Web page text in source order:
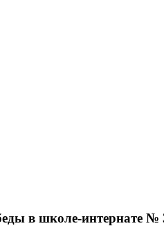
в школе-интернате №